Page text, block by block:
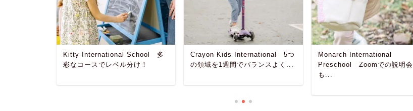
Kitty International School 多
彩なコースでレベル分け！
Crayon Kids International 5つ
の領域を1週間でバランスよく...
Monarch International
Preschool Zoomでの説明会
も...